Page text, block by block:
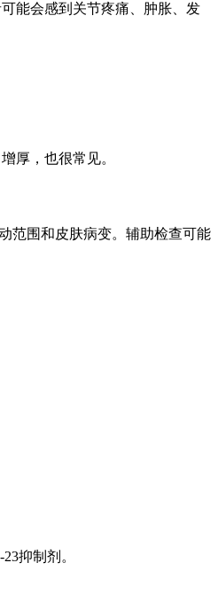
能会感到关节疼痛、肿胀、发
厚，也很常见。
范围和皮肤病变。辅助检查可能
抑制剂。